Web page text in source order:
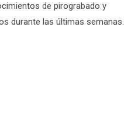
de pirograbado y
durante las últimas semanas.